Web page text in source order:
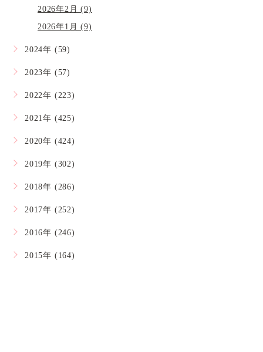
2026年2月 (9)
2026年1月 (9)
2024年 (59)
2023年 (57)
2022年 (223)
2021年 (425)
2020年 (424)
2019年 (302)
2018年 (286)
2017年 (252)
2016年 (246)
2015年 (164)